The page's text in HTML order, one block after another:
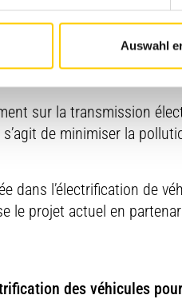
Auswahl
et Futuricum consiste à
à trois et quatre
sur la transmission
s’agit de minimiser la
dans l’électrification de
le projet actuel en
des véhicules